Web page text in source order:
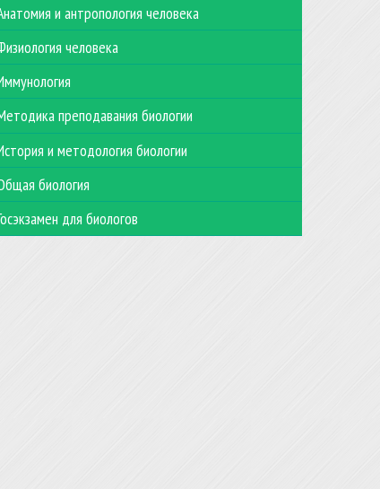
и антропология человека
человека
преподавания биологии
и методология биологии
биология
для биологов